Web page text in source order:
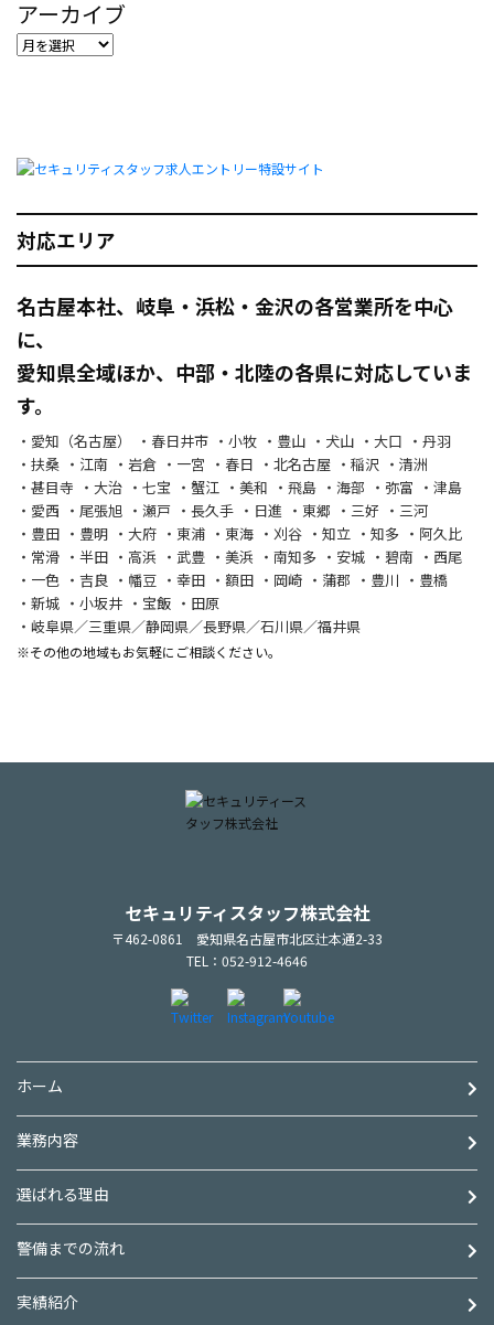
アーカイブ
対応エリア
名古屋本社、岐阜・浜松・金沢の各営業所を中心
に、
愛知県全域ほか、中部・北陸の各県に対応していま
す。
愛知（名古屋） 春日井市 小牧 豊山 犬山 大口
丹羽
扶桑
江南 岩倉 一宮 春日 北名古屋 稲沢
清洲
甚目寺
大治 七宝 蟹江 美和 飛島 海部 弥富
津島
愛西
尾張旭 瀬戸 長久手 日進 東郷 三好
三河
豊田
豊明 大府 東浦 東海 刈谷 知立 知多
阿久比
常滑
半田 高浜 武豊 美浜 南知多 安城 碧南
西尾
一色
吉良 幡豆 幸田 額田 岡崎 蒲郡 豊川
豊橋
新城
小坂井 宝飯
田原
岐阜県／三重県／静岡県／長野県／石川県／福井県
※その他の地域もお気軽にご相談ください。
セキュリティスタッフ株式会社
〒462-0861 愛知県名古屋市北区辻本通2-33
TEL：052-912-4646
ホーム
業務内容
選ばれる理由
警備までの流れ
実績紹介